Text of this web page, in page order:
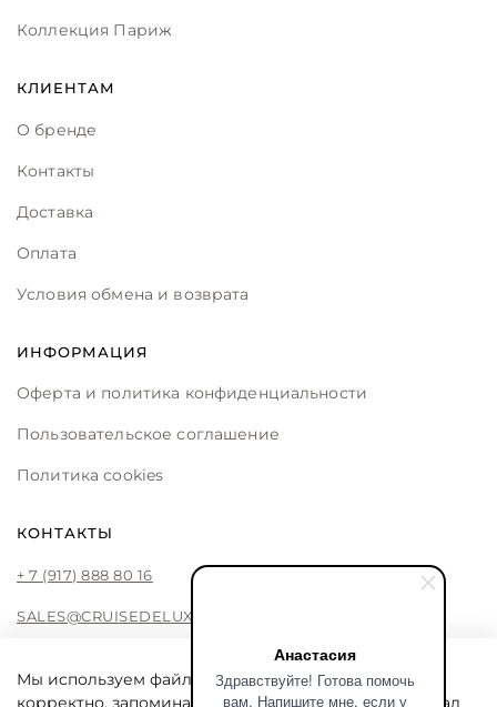
Анастасия
Здравствуйте! Готова помочь
вам. Напишите мне, если у
Коллекция Париж
КЛИЕНТАМ
О бренде
Контакты
Доставка
Оплата
Условия обмена и возврата
ИНФОРМАЦИЯ
Оферта и политика конфиденциальности
Пользовательское соглашение
Политика cookies
КОНТАКТЫ
+ 7 (917) 888 80 16
SALES@CRUISEDELUXE.STORE
Мы используем файлы cookie, чтобы сайт работал
корректно, запоминал ваши предпочтения и помогал